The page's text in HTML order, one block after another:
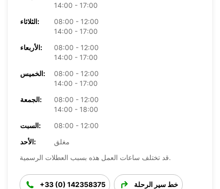
14:00 - 17:00
الثلاثاء:
08:00 - 12:00
14:00 - 17:00
الأربعاء:
08:00 - 12:00
14:00 - 17:00
الخميس:
08:00 - 12:00
14:00 - 17:00
الجمعة:
08:00 - 12:00
14:00 - 18:00
السبت:
08:00 - 12:00
الأحد:
مغلق
قد تختلف ساعات العمل هذه بسبب العطلات الرسمية.
+33 (0) 142358375 خط سير الرحلة